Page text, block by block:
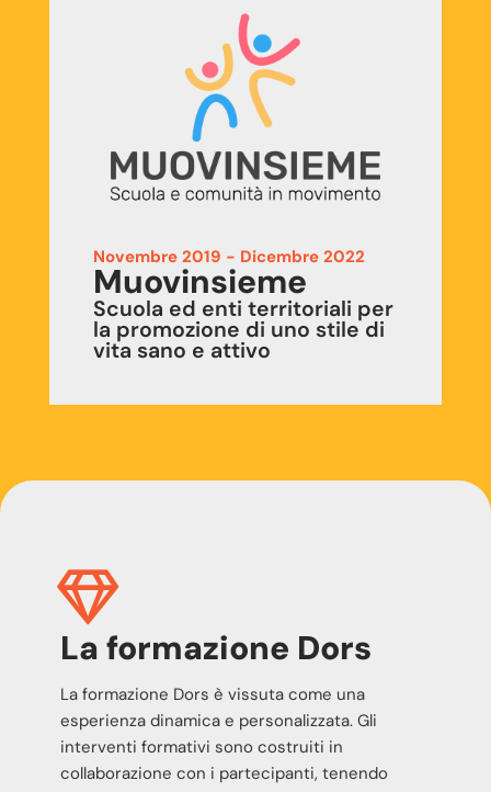
Novembre 2019 - Dicembre 2022
Muovinsieme
Scuola ed enti territoriali per
la promozione di uno stile di
vita sano e attivo
La formazione Dors
La formazione Dors è vissuta come una
esperienza dinamica e personalizzata. Gli
interventi formativi sono costruiti in
collaborazione con i partecipanti, tenendo